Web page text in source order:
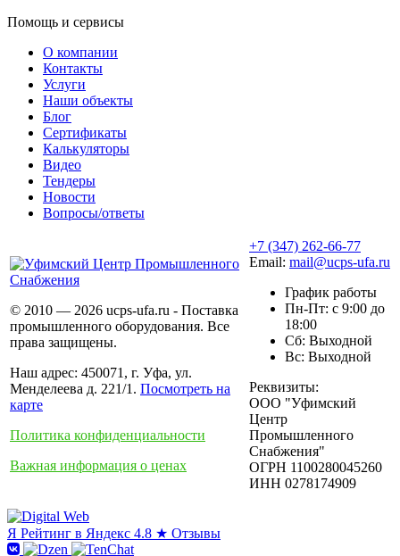
Помощь и сервисы
О компании
Контакты
Услуги
Наши объекты
Блог
Сертификаты
Калькуляторы
Видео
Тендеры
Новости
Вопросы/ответы
© 2010 — 2026 ucps-ufa.ru - Поставка
промышленного оборудования. Все
права защищены.
Наш адрес: 450071, г. Уфа, ул.
Менделеева д. 221/1. Посмотреть на
карте
Политика конфиденциальности
Важная информация о ценах
+7 (347) 262-66-77
Email: mail@ucps-ufa.ru
График работы
Пн-Пт: с 9:00 до
18:00
Сб: Выходной
Вс: Выходной
Реквизиты:
ООО "Уфимский
Центр
Промышленного
Снабжения"
ОГРН 1100280045260
ИНН 0278174909
Я Рейтинг в Яндекс 4.8 ★ Отзывы